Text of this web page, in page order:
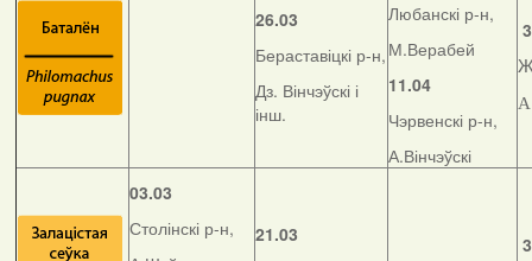
26.03
Бераставіцкі р-н,
Дз. Вінчэўскі і
інш.
Любанскі р-н,
М.Верабей
11.04
Чэрвенскі р-н,
А.Вінчэўскі
03.03
Столінскі р-н,
21.03